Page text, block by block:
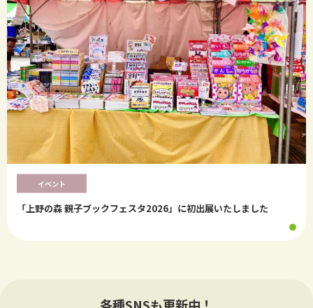
イベント
「上野の森 親子ブックフェスタ2026」に初出展いたしました